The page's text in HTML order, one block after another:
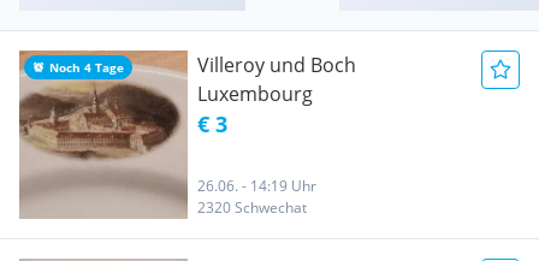
Noch 4 Tage
Villeroy und Boch
Luxembourg
€ 3
26.06. - 14:19 Uhr
2320 Schwechat